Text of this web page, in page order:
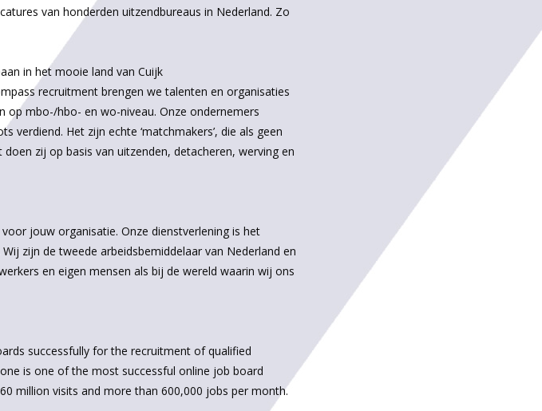
van honderden uitzendbureaus in Nederland. Zo
in het mooie land van Cuijk
recruitment brengen we talenten en organisaties
op mbo-/hbo- en wo-niveau. Onze ondernemers
verdiend. Het zijn echte ‘matchmakers’, die als geen
zij op basis van uitzenden, detacheren, werving en
jouw organisatie. Onze dienstverlening is het
zijn de tweede arbeidsbemiddelaar van Nederland en
en eigen mensen als bij de wereld waarin wij ons
successfully for the recruitment of qualified
is one of the most successful online job board
million visits and more than 600,000 jobs per month.